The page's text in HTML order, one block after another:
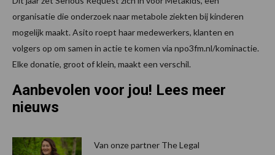
organisatie die onderzoek naar metabole ziekten bij kinderen
mogelijk maakt. Asito roept haar medewerkers, klanten en
volgers op om samen in actie te komen via npo3fm.nl/kominactie.
Elke donatie, groot of klein, maakt een verschil.
Aanbevolen voor jou! Lees meer
nieuws
Van onze partner The Legal